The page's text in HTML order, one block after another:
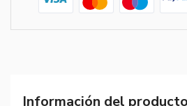
Información del producto